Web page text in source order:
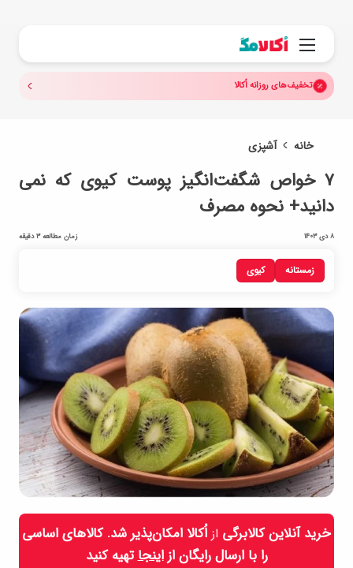
منو
تخفیف‌های روزانه اُکالا
خانه آشپزی
زمستانه کیوی
۷ خواص شگفت‌انگیز پوست کیوی که نمی
دانید+ نحوه مصرف
8 دی 1403 زمان مطالعه 3 دقیقه
خرید آنلاین کالابرگی از اُکالا امکان‌پذیر شد. کالاهای اساسی
را با ارسال رایگان ازاینجاتهیه کنید